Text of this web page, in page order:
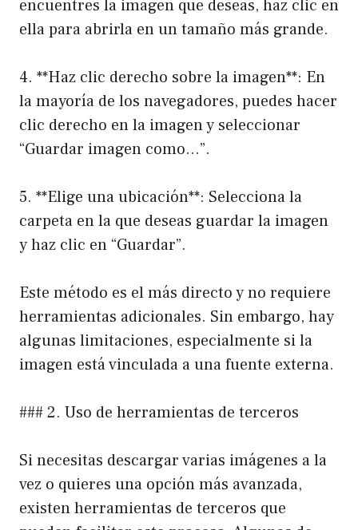
encuentres la imagen que deseas, haz clic en
ella para abrirla en un tamaño más grande.
4. **Haz clic derecho sobre la imagen**: En
la mayoría de los navegadores, puedes hacer
clic derecho en la imagen y seleccionar
“Guardar imagen como…”.
5. **Elige una ubicación**: Selecciona la
carpeta en la que deseas guardar la imagen
y haz clic en “Guardar”.
Este método es el más directo y no requiere
herramientas adicionales. Sin embargo, hay
algunas limitaciones, especialmente si la
imagen está vinculada a una fuente externa.
### 2. Uso de herramientas de terceros
Si necesitas descargar varias imágenes a la
vez o quieres una opción más avanzada,
existen herramientas de terceros que